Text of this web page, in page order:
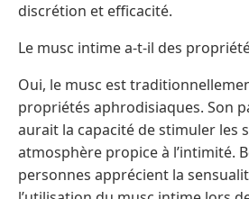
discrétion et efficacité.
Le musc intime a-t-il des
Oui, le musc est
propriétés aphrodisiaques. Son
aurait la capacité de stimuler les
atmosphère propice à l’intimité.
personnes apprécient la